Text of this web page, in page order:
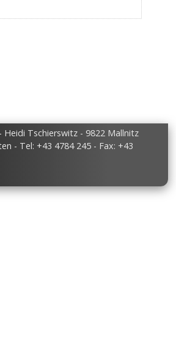
Heidi Tschierswitz - 9822 Mallnitz
- Tel: +43 4784 245 - Fax: +43